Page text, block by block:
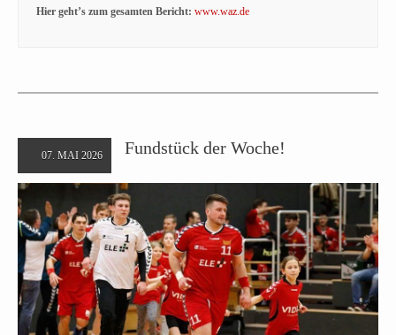
Hier geht’s zum gesamten Bericht: www.waz.de
07. MAI 2026 Fundstück der Woche!